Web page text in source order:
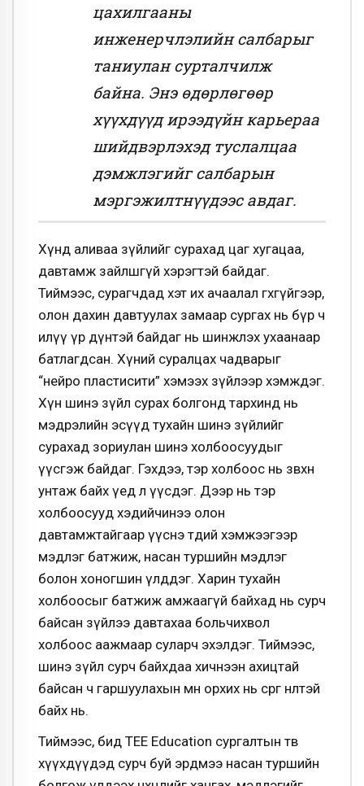
цахилгааны
инженерчлэлийн салбарыг
таниулан сурталчилж
байна. Энэ өдөрлөгөөр
хүүхдүүд ирээдүйн карьераа
шийдвэрлэхэд туслалцаа
дэмжлэгийг салбарын
мэргэжилтнүүдээс авдаг.
Хүнд аливаа зүйлийг сурахад цаг хугацаа,
давтамж зайлшгүй хэрэгтэй байдаг.
Тиймээс, сурагчдад хэт их ачаалал өгөхгүйгээр,
олон дахин давтуулах замаар сургах нь бүр ч
илүү үр дүнтэй байдаг нь шинжлэх ухаанаар
батлагдсан. Хүний суралцах чадварыг
“нейро пластисити” хэмээх зүйлээр хэмждэг.
Хүн шинэ зүйл сурах болгонд тархинд нь
мэдрэлийн эсүүд тухайн шинэ зүйлийг
сурахад зориулан шинэ холбоосуудыг
үүсгэж байдаг. Гэхдээ, тэр холбоос нь зөвхөн
унтаж байх үед л үүсдэг. Дээр нь тэр
холбоосууд хэдийчинээ олон
давтамжтайгаар үүснэ төдий хэмжээгээр
мэдлэг батжиж, насан туршийн мэдлэг
болон хоногшин үлддэг. Харин тухайн
холбоосыг батжиж амжаагүй байхад нь сурч
байсан зүйлээ давтахаа больчихвол
холбоос аажмаар суларч эхэлдэг. Тиймээс,
шинэ зүйл сурч байхдаа хичнээн ахицтай
байсан ч гаршуулахын өмнө орхих нь сөрөг нөлөөтэй
байх нь.
Тиймээс, бид ТЕЕ Education сургалтын төвөө
хүүхдүүдэд сурч буй эрдмээ насан туршийн